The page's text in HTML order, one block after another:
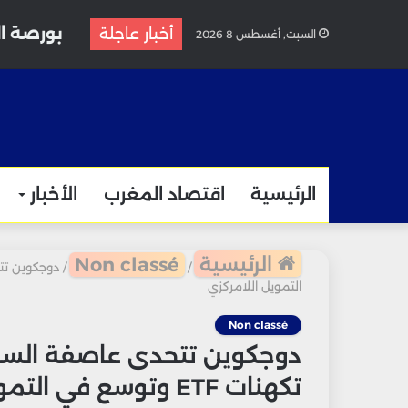
السبت, أغسطس 8 2026 أخبار عاجلة
الرئيسية اقتصاد المغرب الأخبار
الرئيسية /
Non classé
/
التمويل اللامركزي
Non classé
دوجكوين تتحدى عاصفة
تكهنات ETF وتوسع في التمويل اللامركزي